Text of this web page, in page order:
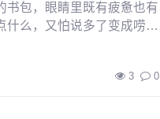
书包，眼睛里既有疲惫也有
什么，又怕说多了变成唠
3 0